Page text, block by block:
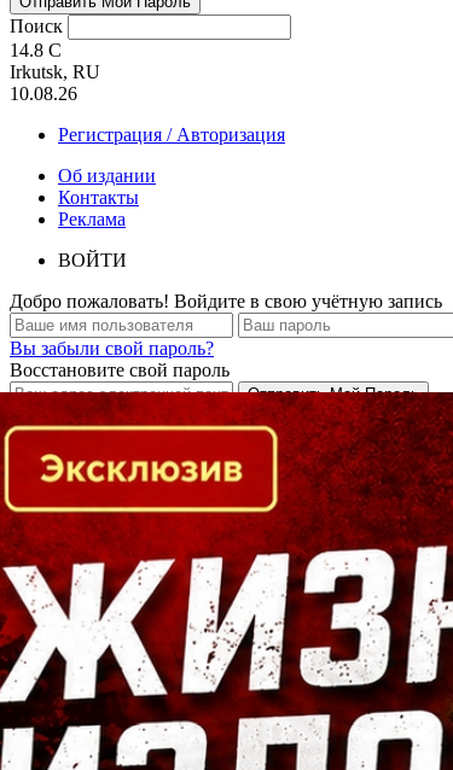
Поиск
14.8 C
Irkutsk, RU
10.08.26
Регистрация / Авторизация
Об издании
Контакты
Реклама
ВОЙТИ
Добро пожаловать! Войдите в свою учётную запись
Вы забыли свой пароль?
Восстановите свой пароль
Кто есть кто в Байкальском регионе